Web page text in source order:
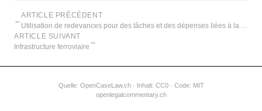
←
ARTICLE PRÉCÉDENT
Utilisation de redevances pour des tâches et des dépenses liées à la circulation routière
ARTICLE SUIVANT
Infrastructure ferroviaire
→
Quelle: OpenCaseLaw.ch· Inhalt: CC0 · Code: MIT
openlegalcommentary.ch